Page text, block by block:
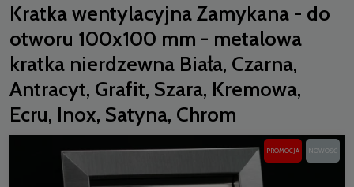
Kratka wentylacyjna Zamykana - do
otworu 100x100 mm - metalowa
kratka nierdzewna Biała, Czarna,
Antracyt, Grafit, Szara, Kremowa,
Ecru, Inox, Satyna, Chrom
PROMOCJA NOWOŚĆ